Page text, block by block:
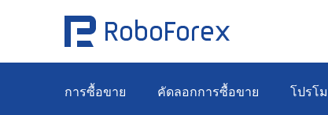
การซื้อขาย คัดลอกการซื้อขาย โปรโ